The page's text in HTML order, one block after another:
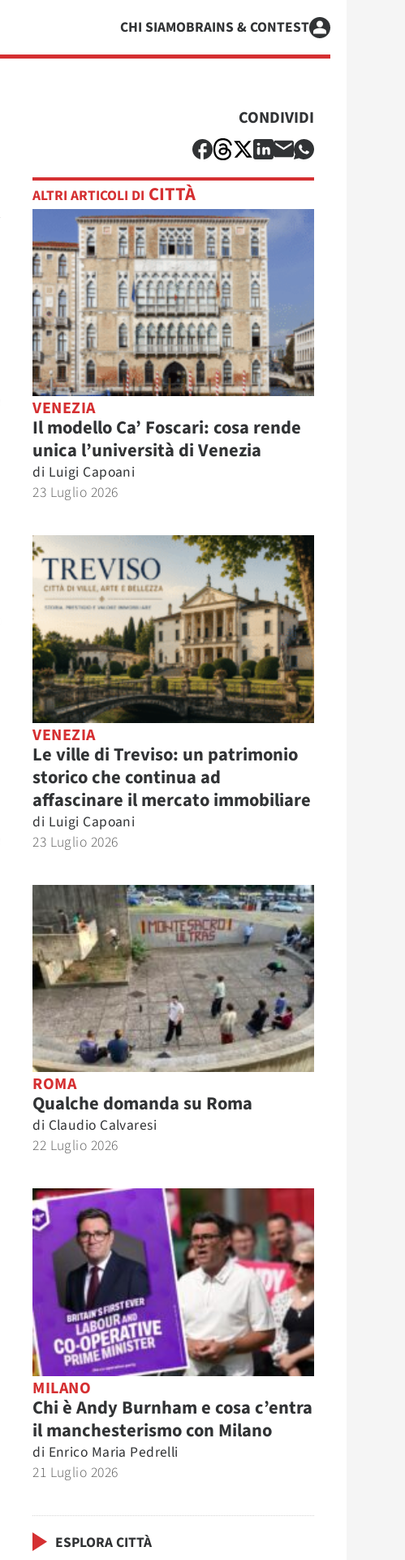
CHI SIAMOBRAINS & CONTEST
CONDIVIDI
ALTRI ARTICOLI DI CITTÀ
VENEZIA
Il modello Ca’ Foscari: cosa rende
unica l’università di Venezia
di Luigi Capoani
23 Luglio 2026
VENEZIA
Le ville di Treviso: un patrimonio
storico che continua ad
affascinare il mercato immobiliare
di Luigi Capoani
23 Luglio 2026
ROMA
Qualche domanda su Roma
di Claudio Calvaresi
22 Luglio 2026
MILANO
Chi è Andy Burnham e cosa c’entra
il manchesterismo con Milano
di Enrico Maria Pedrelli
21 Luglio 2026
ESPLORA CITTÀ